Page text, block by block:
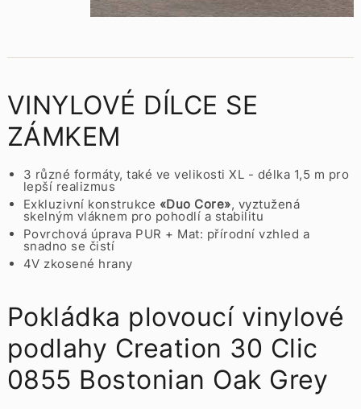
VINYLOVÉ DÍLCE SE
ZÁMKEM
3 různé formáty, také ve velikosti XL - délka 1,5 m pro
lepší realizmus
Exkluzivní konstrukce «Duo Core», vyztužená
skelným vláknem pro pohodlí a stabilitu
Povrchová úprava PUR + Mat: přírodní vzhled a
snadno se čistí
4V zkosené hrany
Pokládka plovoucí vinylové
podlahy Creation 30 Clic
0855 Bostonian Oak Grey